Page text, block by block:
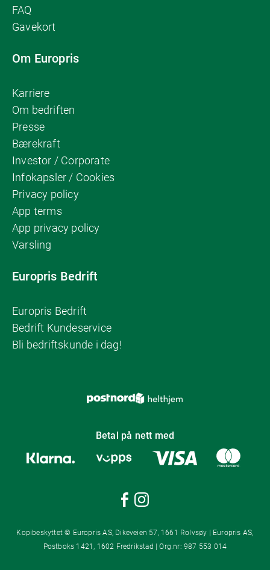
FAQ
Gavekort
Om Europris
Karriere
Om bedriften
Presse
Bærekraft
Investor / Corporate
Infokapsler / Cookies
Privacy policy
App terms
App privacy policy
Varsling
Europris Bedrift
Europris Bedrift
Bedrift Kundeservice
Bli bedriftskunde i dag!
Betal på nett med
Kopibeskyttet © Europris AS, Dikeveien 57, 1661 Rolvsøy | Europris AS,
Postboks 1421, 1602 Fredrikstad | Org.nr: 987 553 014